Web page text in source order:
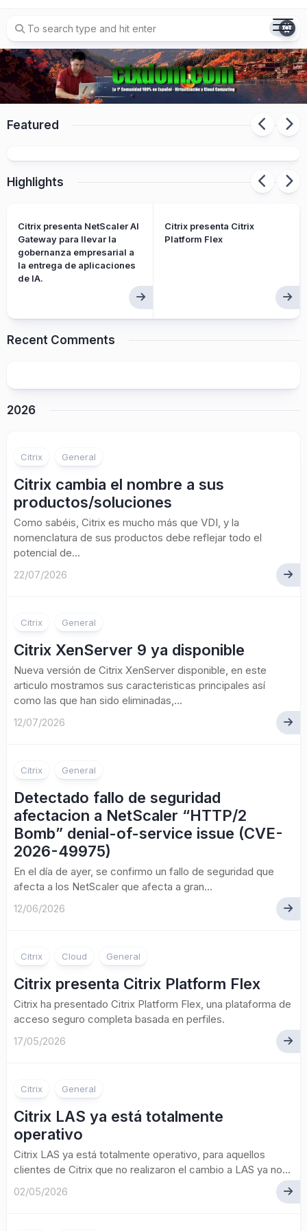
content
Featured
Citrix cambia el nombre a sus
Highlights
Citrix presenta NetScaler AI
Gateway para llevar la
gobernanza empresarial a
la entrega de aplicaciones
de IA.
Citrix presenta Citrix
Platform Flex
Recent Comments
2026
Citrix General
Citrix cambia el nombre a sus
productos/soluciones
Como sabéis, Citrix es mucho más que VDI, y la
nomenclatura de sus productos debe reflejar todo el
potencial de...
22/07/2026
Citrix General
Citrix XenServer 9 ya disponible
Nueva versión de Citrix XenServer disponible, en este
articulo mostramos sus caracteristicas principales así
como las que han sido eliminadas,...
12/07/2026
Citrix General
Detectado fallo de seguridad
afectacion a NetScaler “HTTP/2
Bomb” denial-of-service issue (CVE-
2026-49975)
En el día de ayer, se confirmo un fallo de seguridad que
afecta a los NetScaler que afecta a gran...
12/06/2026
Citrix Cloud General
Citrix presenta Citrix Platform Flex
Citrix ha presentado Citrix Platform Flex, una plataforma de
acceso seguro completa basada en perfiles.
17/05/2026
Citrix General
Citrix LAS ya está totalmente
operativo
Citrix LAS ya está totalmente operativo, para aquellos
clientes de Citrix que no realizaron el cambio a LAS ya no...
02/05/2026